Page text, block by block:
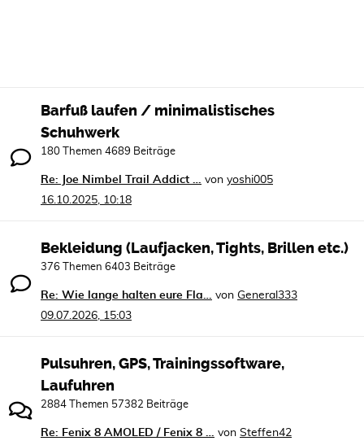
Barfuß laufen / minimalistisches
Schuhwerk
180 Themen 4689 Beiträge
Re: Joe Nimbel Trail Addict … von yoshi005
16.10.2025, 10:18
Bekleidung (Laufjacken, Tights, Brillen etc.)
376 Themen 6403 Beiträge
Re: Wie lange halten eure Fla… von General333
09.07.2026, 15:03
Pulsuhren, GPS, Trainingssoftware,
Laufuhren
2884 Themen 57382 Beiträge
Re: Fenix 8 AMOLED / Fenix 8 … von Steffen42